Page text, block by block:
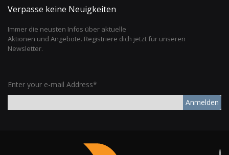
Verpasse keine Neuigkeiten
Immer die neusten Infos über aktuelle
Aktionen und Angebote. Registriere dich jetzt für unseren
Newsletter.
Enter your e-mail Address*
Anmelden